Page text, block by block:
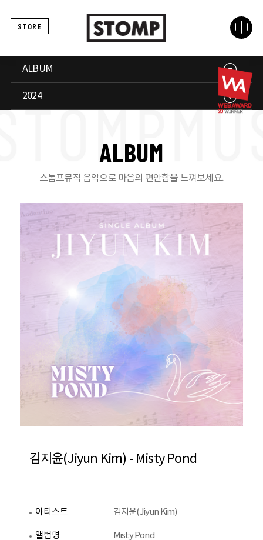
STORE
ALBUM
2024
ALBUM
스톰프뮤직 음악으로 마음의 편안함을 느껴보세요.
김지윤(Jiyun Kim) - Misty Pond
아티스트 김지윤(Jiyun Kim)
앨범명 Misty Pond